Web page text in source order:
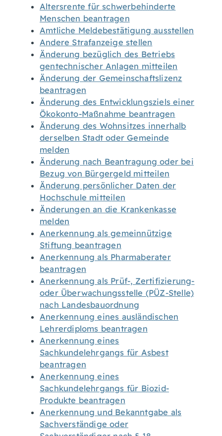
Altersrente für schwerbehinderte
Menschen beantragen
Amtliche Meldebestätigung ausstellen
Andere Strafanzeige stellen
Änderung bezüglich des Betriebs
gentechnischer Anlagen mitteilen
Änderung der Gemeinschaftslizenz
beantragen
Änderung des Entwicklungsziels einer
Ökokonto-Maßnahme beantragen
Änderung des Wohnsitzes innerhalb
derselben Stadt oder Gemeinde
melden
Änderung nach Beantragung oder bei
Bezug von Bürgergeld mitteilen
Änderung persönlicher Daten der
Hochschule mitteilen
Änderungen an die Krankenkasse
melden
Anerkennung als gemeinnützige
Stiftung beantragen
Anerkennung als Pharmaberater
beantragen
Anerkennung als Prüf-, Zertifizierung-
oder Überwachungsstelle (PÜZ-Stelle)
nach Landesbauordnung
Anerkennung eines ausländischen
Lehrerdiploms beantragen
Anerkennung eines
Sachkundelehrgangs für Asbest
beantragen
Anerkennung eines
Sachkundelehrgangs für Biozid-
Produkte beantragen
Anerkennung und Bekanntgabe als
Sachverständige oder